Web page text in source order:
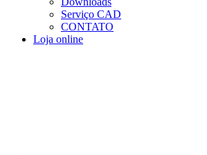
Serviço CAD
CONTATO
Loja online